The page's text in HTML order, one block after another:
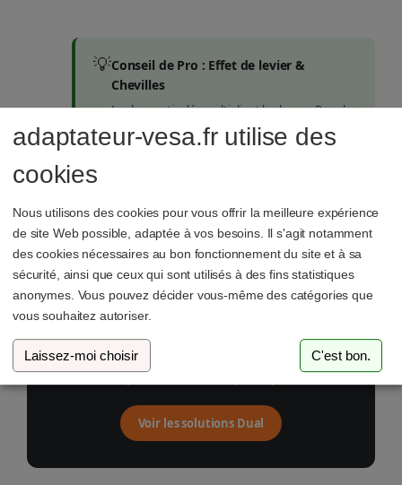
💡Conseil de Pro : Effet de levier &
Chevilles
Les bras articulés multiplient la charge. Pour les
murs en maçonnerie, utilisez toujours des
chevilles S10(au lieu de S8) avec des vis de 8
le verre.
Installation Dual prévue ?
Deux écrans Odyssey G7 ou G9 nécessitent une
disposition d'armes spécifique.
Voir les solutions Dual
adaptateur-vesa.fr utilise des
cookies
Nous utilisons des cookies pour vous offrir la meilleure expérience
de site Web possible, adaptée à vos besoins. Il s'agit notamment
des cookies nécessaires au bon fonctionnement du site et à sa
sécurité, ainsi que ceux qui sont utilisés à des fins statistiques
anonymes. Vous pouvez décider vous-même des catégories que
vous souhaitez autoriser.
Laissez-moi choisir C'est bon.